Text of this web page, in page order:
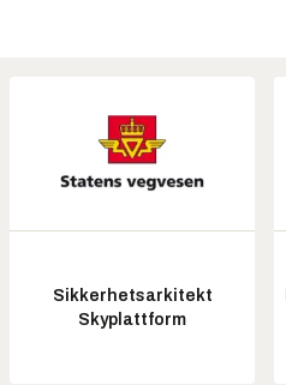
Sikkerhetsarkitekt
Skyplattform